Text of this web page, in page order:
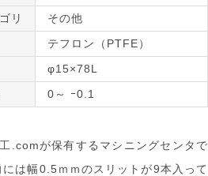
リ
その他
テフロン（PTFE）
φ15×78L
0～ ｰ0.1
.comが保有するマシニングセンタで
は幅0.5ｍｍのスリットが9本入って